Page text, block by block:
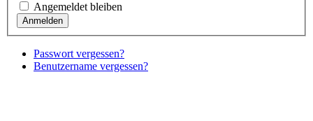
Angemeldet bleiben
Passwort vergessen?
Benutzername vergessen?